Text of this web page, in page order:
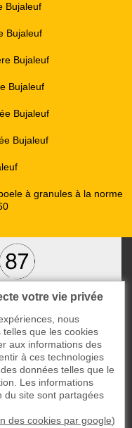
Bujaleuf
Bujaleuf
Bujaleuf
Bujaleuf
Bujaleuf
Bujaleuf
à granules à la norme
49
80
votre vie privée
nous
que les cookies
aux informations des
à ces technologies
données telles que le
Les informations
du site sont partagées
des cookies par google)